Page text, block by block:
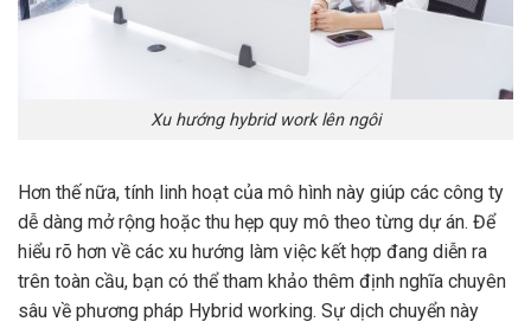
Xu hướng hybrid work lên ngôi
Hơn thế nữa, tính linh hoạt của mô hình này giúp các công ty
dễ dàng mở rộng hoặc thu hẹp quy mô theo từng dự án. Để
hiểu rõ hơn về các xu hướng làm việc kết hợp đang diễn ra
trên toàn cầu, bạn có thể tham khảo thêm định nghĩa chuyên
sâu về phương pháp Hybrid working. Sự dịch chuyển này